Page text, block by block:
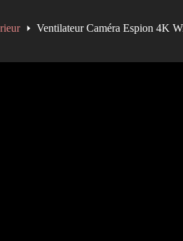
Ventilateur Caméra Espion 4K